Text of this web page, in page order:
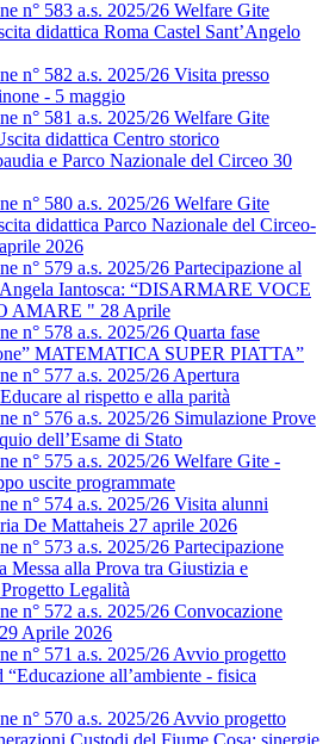
n° 583 a.s. 2025/26 Welfare Gite
didattica Roma Castel Sant’Angelo
n° 582 a.s. 2025/26 Visita presso
- 5 maggio
n° 581 a.s. 2025/26 Welfare Gite
didattica Centro storico
e Parco Nazionale del Circeo 30
n° 580 a.s. 2025/26 Welfare Gite
didattica Parco Nazionale del Circeo-
2026
n° 579 a.s. 2025/26 Partecipazione al
Iantosca: “DISARMARE VOCE
AMARE " 28 Aprile
n° 578 a.s. 2025/26 Quarta fase
MATEMATICA SUPER PIATTA”
n° 577 a.s. 2025/26 Apertura
al rispetto e alla parità
n° 576 a.s. 2025/26 Simulazione Prove
dell’Esame di Stato
n° 575 a.s. 2025/26 Welfare Gite -
uscite programmate
n° 574 a.s. 2025/26 Visita alunni
De Mattaheis 27 aprile 2026
n° 573 a.s. 2025/26 Partecipazione
Messa alla Prova tra Giustizia e
Legalità
n° 572 a.s. 2025/26 Convocazione
Aprile 2026
n° 571 a.s. 2025/26 Avvio progetto
all’ambiente - fisica
n° 570 a.s. 2025/26 Avvio progetto